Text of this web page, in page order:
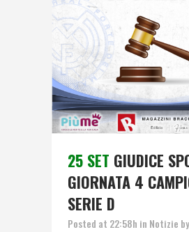
25 SET GIUDICE
GIORNATA 4
SERIE D
Posted at 22:58h in Notizie by